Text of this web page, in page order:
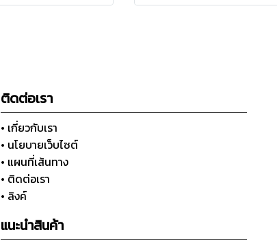
ติดต่อเรา
• เกี่ยวกับเรา
• นโยบายเว็บไซต์
• แผนที่เส้นทาง
• ติดต่อเรา
• ลิงค์
แนะนำสินค้า